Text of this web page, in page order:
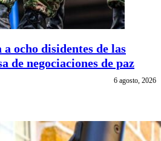
ocho disidentes de las
de negociaciones de paz
6 agosto, 2026